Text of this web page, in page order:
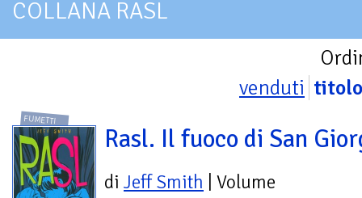
COLLANA RASL
venduti titolo
FUMETTI
Rasl. Il fuoco di San
di Jeff Smith | Volume